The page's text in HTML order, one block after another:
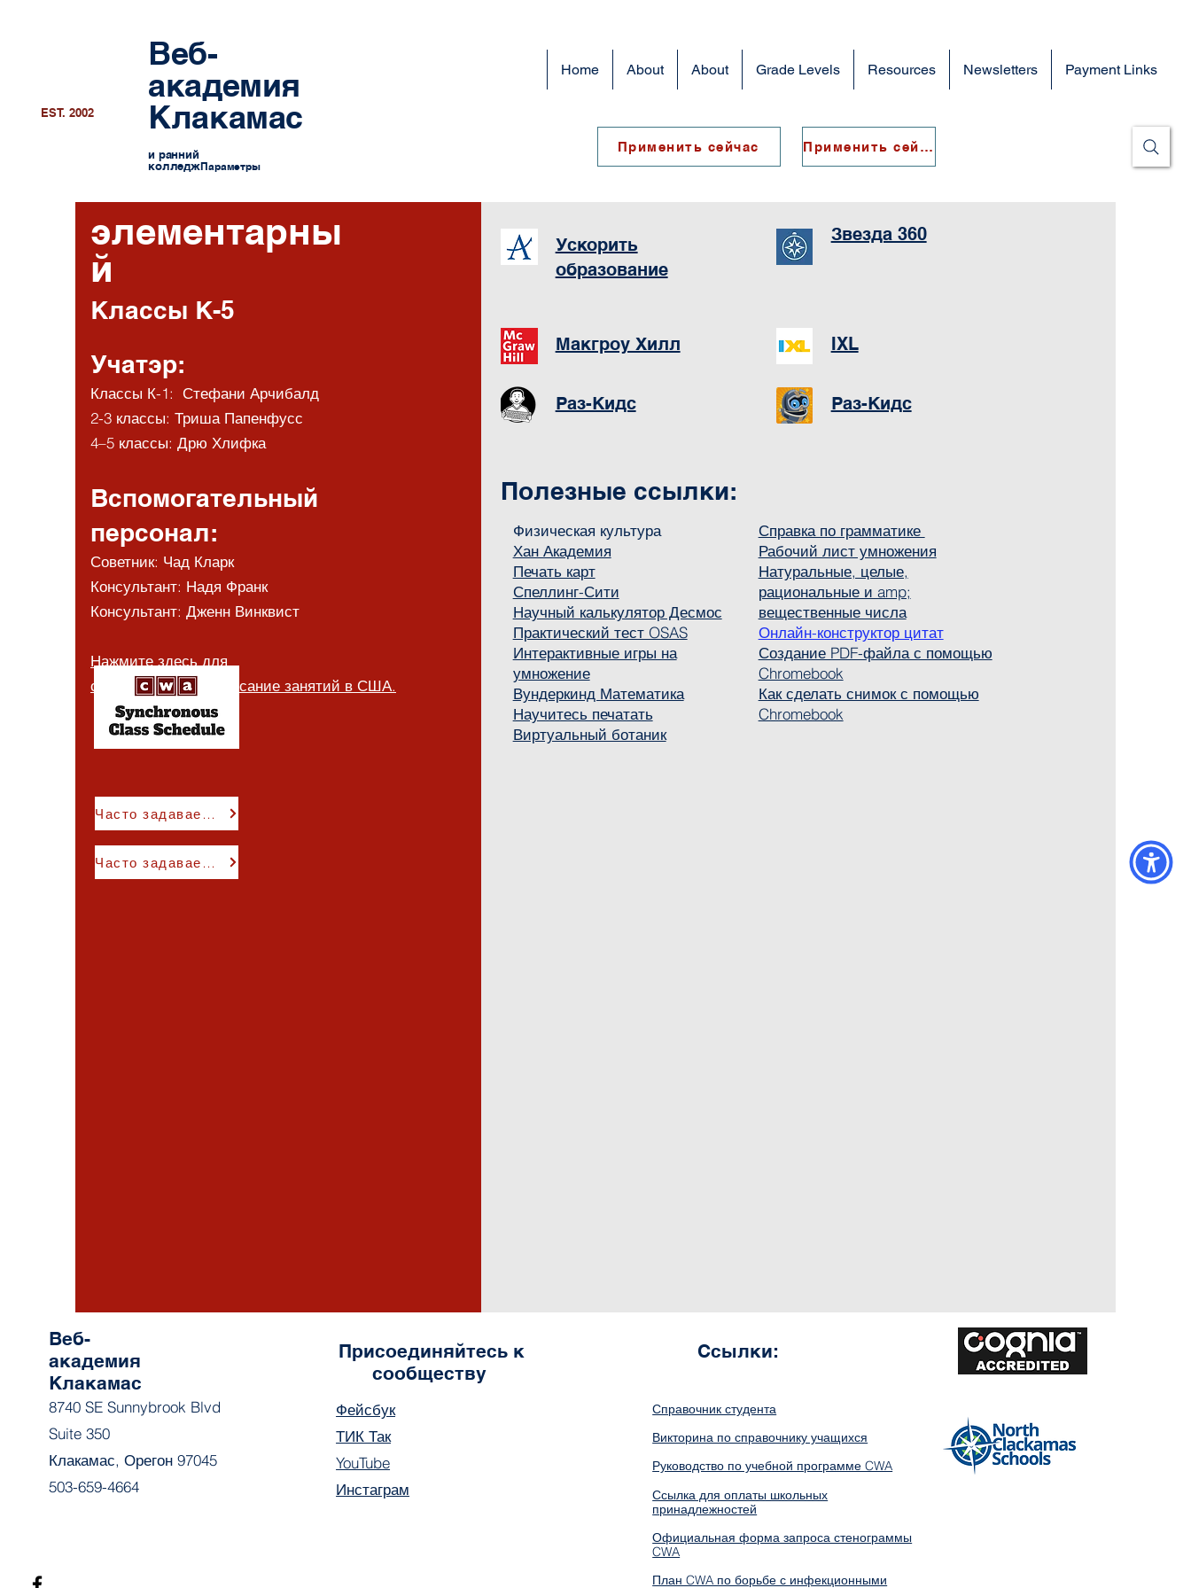
EST. 2002
Веб-
академия
Клакамас
и ранний
колледжПараметры
Home About About Grade Levels Resources Newsletters Payment Links
Применить сейчас Применить сейчас
элементарны
й
Классы К-5
Учатэр:
Классы К-1: Стефани Арчибалд
2-3 классы: Триша Папенфусс
4–5 классы: Дрю Хлифка
Вспомогательный
персонал:
Советник: Чад Кларк
Консультант: Надя Франк
Консультант: Дженн Винквист
Нажмите здесь для
синхронизации
Расписание занятий в США.
Часто задаваемые вопросы для классов K-1
Часто задаваемые вопросы для учащихся 2–5 классов
Ускорить
образование
Макгроу Хилл
Раз-Кидс
Звезда 360
IXL
Раз-Кидс
Полезные ссылки:
Физическая культура
Хан Академия
Печать карт
Спеллинг-Сити
Научный калькулятор Десмос
Практический тест OSAS
Интерактивные игры на
умножение
Вундеркинд Математика
Научитесь печатать
Виртуальный ботаник
Справка по грамматике
Рабочий лист умножения
Натуральные, целые,
рациональные и amp;
вещественные числа
Онлайн-конструктор цитат
Создание PDF-файла с помощью
Chromebook
Как сделать снимок с помощью
Chromebook
Веб-
академия
Клакамас
8740 SE Sunnybrook Blvd
Suite 350
Клакамас, Орегон 97045
503-659-4664
Присоединяйтесь к
сообществу
Фейсбук
ТИК Так
YouTube
Инстаграм
Ссылки:
Справочник студента
Викторина по справочнику учащихся
Руководство по учебной программе CWA
Ссылка для оплаты школьных
принадлежностей
Официальная форма запроса стенограммы
CWA
План CWA по борьбе с инфекционными